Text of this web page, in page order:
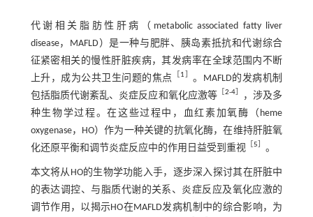
代谢相关脂肪性肝病（metabolic associated fatty liver
disease，MAFLD）是一种与肥胖、胰岛素抵抗和代谢综合
征紧密相关的慢性肝脏疾病，其发病率在全球范围内不断
上升，成为公共卫生问题的焦点
［1］ 。MAFLD的发病机制
包括脂质代谢紊乱、炎症反应和氧化应激等［2-4］
，涉及多
种生物学过程。在这些过程中，血红素加氧酶（heme
oxygenase，HO）作为一种关键的抗氧化酶，在维持肝脏氧
化还原平衡和调节炎症反应中的作用日益受到重视 ［5］ 。
本文将从HO的生物学功能入手，逐步深入探讨其在肝脏中
的表达调控、与脂质代谢的关系、炎症反应及氧化应激的
调节作用，以揭示HO在MAFLD发病机制中的综合影响，为